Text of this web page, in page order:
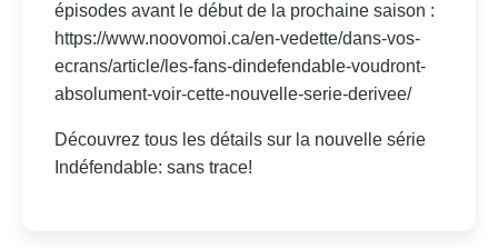
épisodes avant le début de la prochaine saison :
https://www.noovomoi.ca/en-vedette/dans-vos-
ecrans/article/les-fans-dindefendable-voudront-
absolument-voir-cette-nouvelle-serie-derivee/
Découvrez tous les détails sur la nouvelle série
Indéfendable: sans trace!